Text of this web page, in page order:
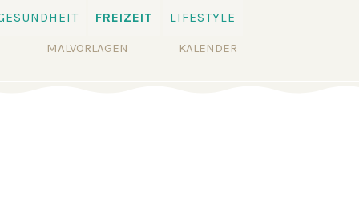
FREIZEIT LIFESTYLE
MALVORLAGEN KALENDER